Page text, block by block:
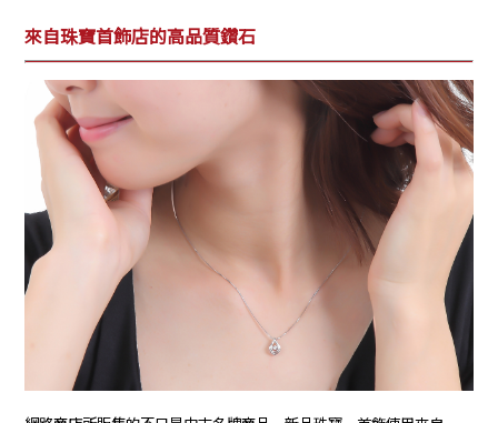
來自珠寶首飾店的高品質鑽石